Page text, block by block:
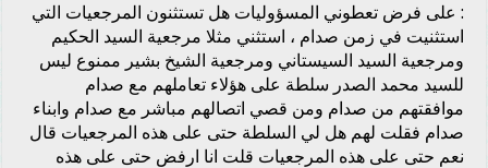
: على فرض تعطوني المسؤوليات هل تستثنون المرجعيات التي
استثنيت في زمن صدام ، استثني مثلا مرجعية السيد الحكيم
ومرجعية السيد السيستاني ومرجعية الشيخ بشير ممنوع ليس
للسيد محمد الصدر سلطة على هؤلاء تعاملهم مع صدام
موافقتهم من صدام ومن قصي اتصالهم مباشر مع صدام وابناء
صدام فقلت لهم هل لي السلطة حتى على هذه المرجعيات قال
نعم حتى على هذه المرجعيات قلت انا ارفض حتى على هذه